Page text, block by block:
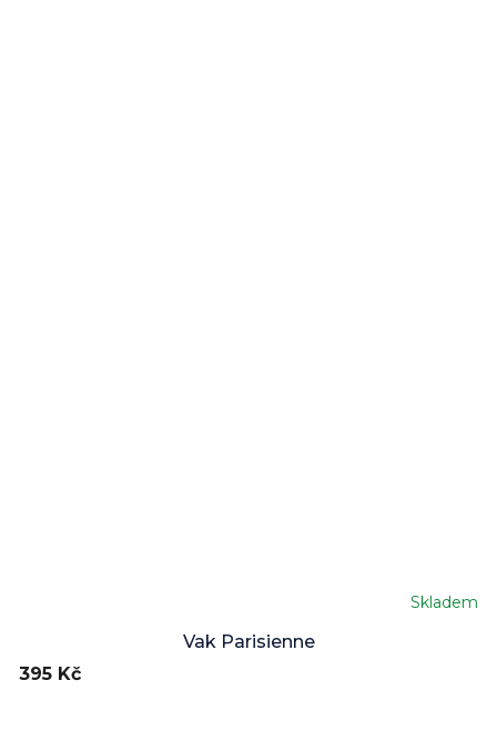
Vak Parisienne
Skladem
395 Kč